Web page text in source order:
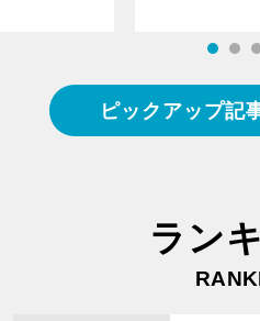
ピックアップ記
ラン